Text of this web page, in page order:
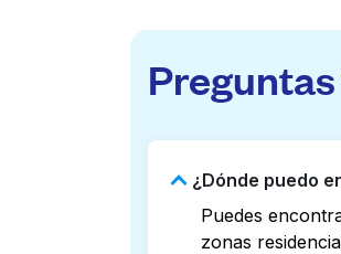
¿Dónde puedo
Puedes
zonas